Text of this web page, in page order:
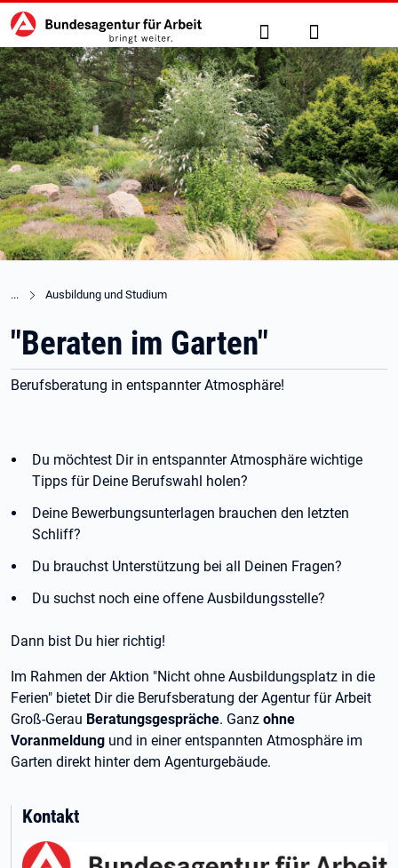
zu den Hauptinhalten springen
Hauptnavigation Suche Anmelden
Ausbildung und Studium
"Beraten im Garten"
Berufsberatung in entspannter Atmosphäre!
Du möchtest Dir in entspannter Atmosphäre wichtige
Tipps für Deine Berufswahl holen?
Deine Bewerbungsunterlagen brauchen den letzten
Schliff?
Du brauchst Unterstützung bei all Deinen Fragen?
Du suchst noch eine offene Ausbildungsstelle?
Dann bist Du hier richtig!
Im Rahmen der Aktion "Nicht ohne Ausbildungsplatz in die
Ferien" bietet Dir die Berufsberatung der Agentur für Arbeit
Groß-Gerau Beratungsgespräche. Ganz ohne
Voranmeldung und in einer entspannten Atmosphäre im
Garten direkt hinter dem Agenturgebäude.
Kontakt